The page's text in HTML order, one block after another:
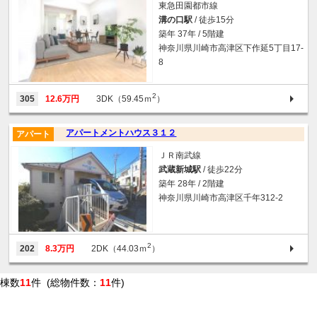
東急田園都市線
溝の口駅 / 徒歩15分
築年 37年 / 5階建
神奈川県川崎市高津区下作延5丁目17-
8
305 12.6万円 3DK（59.45ｍ2 ）
アパートメントハウス３１２
アパート
ＪＲ南武線
武蔵新城駅 / 徒歩22分
築年 28年 / 2階建
神奈川県川崎市高津区千年312-2
202 8.3万円 2DK（44.03ｍ2 ）
棟数11件 (総物件数： 11件)